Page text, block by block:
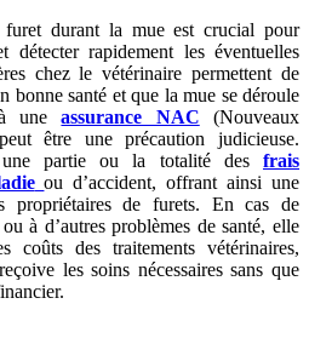
durant la mue est crucial pour
détecter rapidement les éventuelles
chez le vétérinaire permettent de
bonne santé et que la mue se déroule
à uneassurance NAC (Nouveaux
être une précaution judicieuse.
une partie ou la totalité des frais
ou d’accident, offrant ainsi une
propriétaires de furets. En cas de
à d’autres problèmes de santé, elle
des traitements vétérinaires,
les soins nécessaires sans que